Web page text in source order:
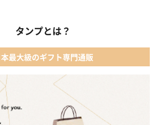
フラワーティントリップ［日本限定ピンクゴ
toilette（フラワリウム クリスマス
タンプとは？
本最大級のギフト専門通販